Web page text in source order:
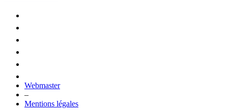
Webmaster
–
Mentions légales